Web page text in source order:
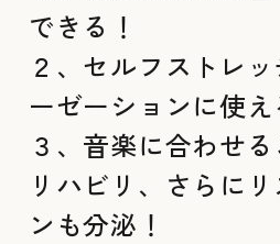
できる！
２、セルフストレ
ーゼーションに使え
３、音楽に合わせ
リハビリ、さらに
ンも分泌！